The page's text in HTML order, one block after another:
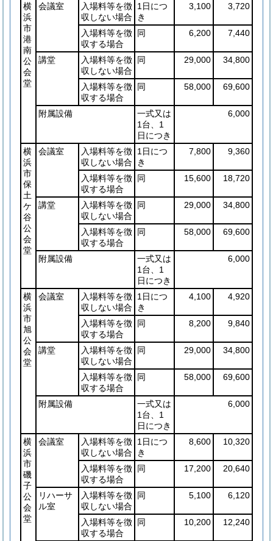
横
浜
市
港
南
公
会
堂
会議室
入場料等を徴
収しない場合
1日につ
き
3,100 3,720
入場料等を徴
収する場合
同 6,200 7,440
講堂
入場料等を徴
収しない場合
同 29,000 34,800
入場料等を徴
収する場合
同 58,000 69,600
附属設備
一式又は
1台、1
日につき
6,000
横
浜
市
保
土
ケ
谷
公
会
堂
会議室
入場料等を徴
収しない場合
1日につ
き
7,800 9,360
入場料等を徴
収する場合
同 15,600 18,720
講堂
入場料等を徴
収しない場合
同 29,000 34,800
入場料等を徴
収する場合
同 58,000 69,600
附属設備
一式又は
1台、1
日につき
6,000
横
浜
市
旭
公
会
堂
会議室
入場料等を徴
収しない場合
1日につ
き
4,100 4,920
入場料等を徴
収する場合
同 8,200 9,840
講堂
入場料等を徴
収しない場合
同 29,000 34,800
入場料等を徴
収する場合
同 58,000 69,600
附属設備
一式又は
1台、1
日につき
6,000
横
浜
市
磯
子
公
会
堂
会議室
入場料等を徴
収しない場合
1日につ
き
8,600 10,320
入場料等を徴
収する場合
同 17,200 20,640
リハーサ
ル室
入場料等を徴
収しない場合
同 5,100 6,120
入場料等を徴
収する場合
同 10,200 12,240